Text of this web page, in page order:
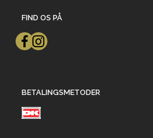
FIND OS PÅ
BETALINGSMETODER